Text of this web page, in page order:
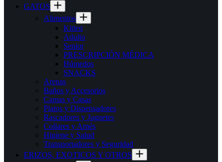
GATOS
Alimentos
Kitten
Adulto
Senior
PRESCRIPCIÓN MÉDICA
Húmedos
SNACKS
Arenas
Baños y Accesorios
Camas y Casas
Platos y Dispensadores
Rascadores y Juguetes
Collares y Arnés
Higiene y Salud
Transportadores y Seguridad
ERIZOS, EXOTICOS Y OTROS